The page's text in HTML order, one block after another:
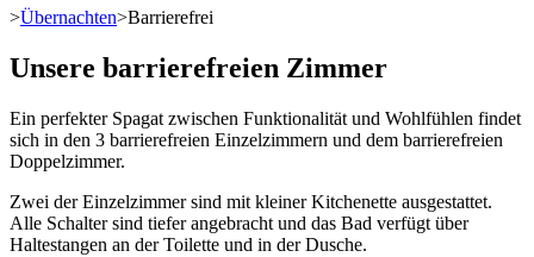
>Übernachten>Barrierefrei
Unsere barrierefreien Zimmer
Ein perfekter Spagat zwischen Funktionalität und Wohlfühlen findet
sich in den 3 barrierefreien Einzelzimmern und dem barrierefreien
Doppelzimmer.
Zwei der Einzelzimmer sind mit kleiner Kitchenette ausgestattet.
Alle Schalter sind tiefer angebracht und das Bad verfügt über
Haltestangen an der Toilette und in der Dusche.